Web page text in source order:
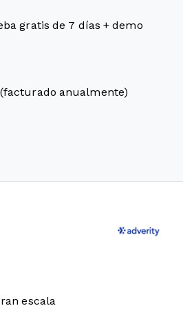
gratis de 7 días + demo
(facturado anualmente)
escala